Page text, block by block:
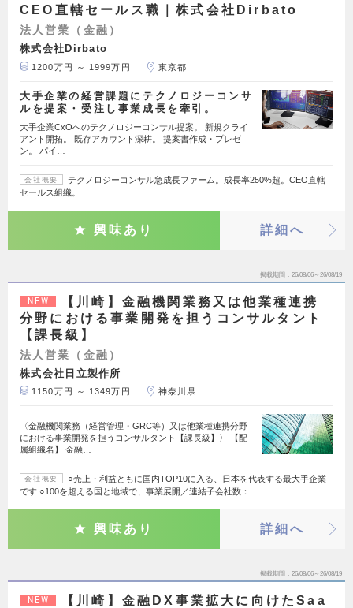
CEO直轄セールス職｜株式会社Dirbato
法人営業（金融）
株式会社Dirbato
1200万円 ～ 1999万円 東京都
大手企業の経営課題にテクノロジーコンサ
ルを提案・受注し事業成長を牽引。
大手企業CxOへのテクノロジーコンサル提案。 新規クライ
アント開拓。 既存アカウント深耕。 提案書作成・プレゼ
ン。 パイ…
会社概要
テクノロジーコンサル急成長ファーム。成長率250%超。CEO直轄
セールス組織。
興味あり 詳細へ
掲載期間 26/08/06～26/08/19
NEW
【川崎】金融機関業務又は他業種連携
分野における事業開発を担うコンサルタント
【課長級】
法人営業（金融）
株式会社日立製作所
1150万円 ～ 1349万円 神奈川県
〈金融機関業務（経営管理・GRC等）又は他業種連携分野
における事業開発を担うコンサルタント【課長級】〉 【配
属組織名】 金融…
会社概要
○売上・利益ともに国内TOP10に入る、日本を代表する最大手企業
です ○100を超える国と地域で、事業展開／連結子会社数：…
興味あり 詳細へ
掲載期間 26/08/06～26/08/19
NEW
【川崎】金融DX事業拡大に向けたSaa